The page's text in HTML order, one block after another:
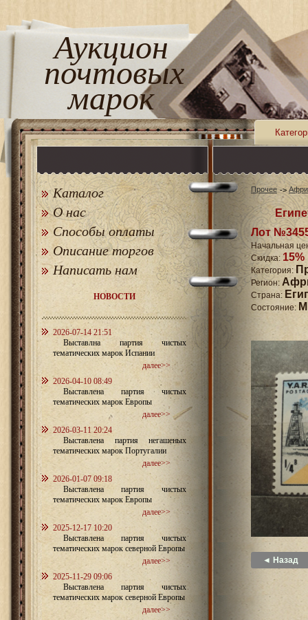
Аукцион
почтовых
марок
Каталог
О нас
Способы оплаты
Описание торгов
Написать нам
НОВОСТИ
2026-07-14 21:51
Выставлна партия чистых
тематических марок Испании
далее>>
2026-04-10 08:49
Выставлена партия чистых
тематических марок Европы
далее>>
2026-03-11 20:24
Выставлена партия негашеных
тематических марок Португалии
далее>>
2026-01-07 09:18
Выставлена партия чистых
тематических марок Европы
далее>>
2025-12-17 10:20
Выставлена партия чистых
тематических марок северной Европы
далее>>
2025-11-29 09:06
Выставлена партия чистых
тематических марок северной Европы
далее>>
Прочее
Лот
Начальная
Скидка: 15%
Категория:
Регион:
Страна:
Состояние:
◄ Назад